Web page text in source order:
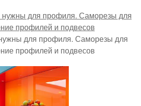
для профиля. Саморезы для
профилей и подвесов